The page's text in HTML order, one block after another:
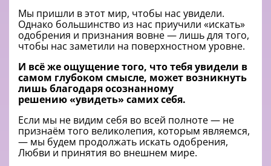
Мы пришли в этот мир, чтобы нас увидели.
Однако большинство из нас приучили «искать»
одобрения и признания вовне — лишь для того,
чтобы нас заметили на поверхностном уровне.
И всё же ощущение того, что тебя увидели в
самом глубоком смысле, может возникнуть
лишь благодаря осознанному
решению«увидеть» самих себя.
Если мы не видим себя во всей полноте — не
признаём того великолепия, которым являемся,
— мы будем продолжать искать одобрения,
Любви и принятия во внешнем мире.